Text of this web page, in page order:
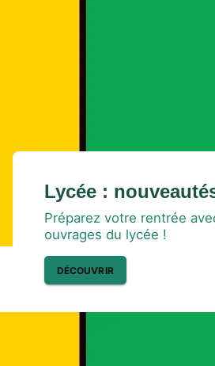
Lycée :
Préparez votre rentrée
ouvrages du lycée !
DÉCOUVRIR